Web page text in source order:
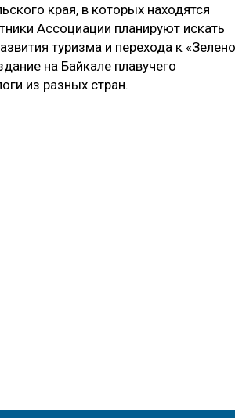
края, в которых находятся
Ассоциации планируют искать
туризма и перехода к
на Байкале плавучего
из разных стран.